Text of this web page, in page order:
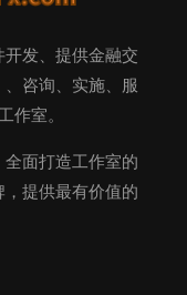
发、提供金融交
咨询、实施、服
作室。
面打造工作室的
提供最有价值的